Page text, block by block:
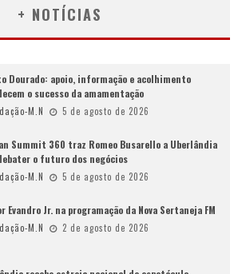
+ NOTÍCIAS
Dourado: apoio, informação e acolhimento
o sucesso da amamentação
M.N 5 de agosto de 2026
Summit 360 traz Romeo Busarello a Uberlândia
o futuro dos negócios
M.N 5 de agosto de 2026
Evandro Jr. na programação da Nova Sertaneja FM
M.N 2 de agosto de 2026